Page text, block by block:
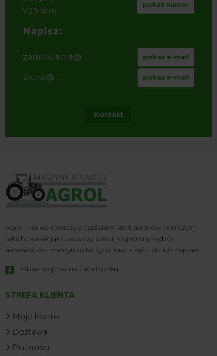
729 856 ...
pokaż numer
Napisz:
zamowienia@ ... pokaż e-mail
biuro@ ... pokaż e-mail
Kontakt
Agrol – sklep rolniczy z częściami do traktorów rolniczych
takich marek jak Ursus czy Zetor. Ogromny wybór
akcesoriów i maszyn rolniczych, oraz części do ich napraw.
 Obserwuj nas na Facebooku
STREFA KLIENTA
Moje konto
Dostawa
Płatności